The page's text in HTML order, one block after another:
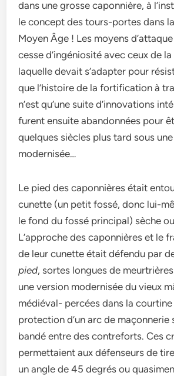
dans une grosse caponnière, à
le concept des tours-portes dans
Moyen Âge ! Les moyens
cesse d’ingéniosité avec ceux de
laquelle devait s’adapter pour
que l’histoire de la fortification à
n’est qu’une suite d’innovations
furent ensuite abandonnées pour
quelques siècles plus tard sous
modernisée…
Le pied des caponnières était
cunette (un petit fossé, donc lui-
le fond du fossé principal) sèche
L’approche des caponnières et le
de leur cunette était défendu par
pied, sortes longues de
une version modernisée du vieux
médiéval- percées dans la courtine
protection d’un arc de maçonnerie
bandé entre des contreforts. Ces
permettaient aux défenseurs de
un angle de 45 degrés ou